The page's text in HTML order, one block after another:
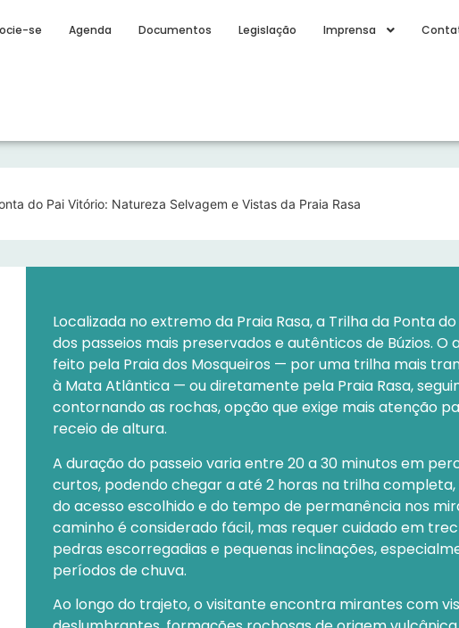
se Agenda Documentos Legislação Imprensa
do Pai Vitório: Natureza Selvagem e Vistas da Praia Rasa
Localizada no extremo da Praia Rasa, a Trilha da Ponta
dos passeios mais preservados e autênticos de Búzios. O
feito pela Praia dos Mosqueiros — por uma trilha mais
à Mata Atlântica — ou diretamente pela Praia Rasa,
contornando as rochas, opção que exige mais atenção
receio de altura.
A duração do passeio varia entre 20 a 30 minutos em
curtos, podendo chegar a até 2 horas na trilha
do acesso escolhido e do tempo de permanência nos
caminho é considerado fácil, mas requer cuidado em
pedras escorregadias e pequenas inclinações,
períodos de chuva.
Ao longo do trajeto, o visitante encontra mirantes com